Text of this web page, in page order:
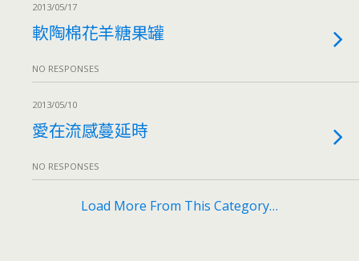
2013/05/17
軟陶棉花羊糖果罐
NO RESPONSES
2013/05/10
愛在流感蔓延時
NO RESPONSES
Load More From This Category…